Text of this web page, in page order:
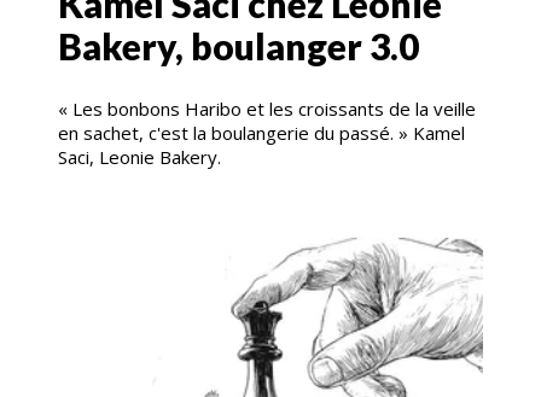
Bakery, boulanger 3.0
« Les bonbons Haribo et les croissants de la veille
en sachet, c'est la boulangerie du passé. » Kamel
Saci, Leonie Bakery.